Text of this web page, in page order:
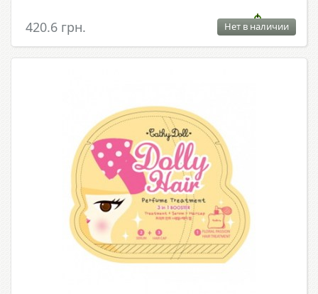
420.6 грн. Нет в наличии